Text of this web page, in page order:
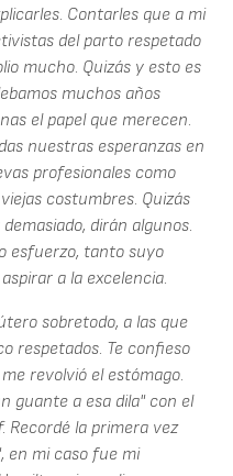
Contarles que a mi
del parto respetado
mucho. Quizás y esto es
muchos años
el papel que merecen.
nuestras esperanzas en
profesionales como
costumbres. Quizás
dirán algunos.
esfuerzo, tanto suyo
a la excelencia.
sobretodo, a las que
respetados. Te confieso
revolvió el estómago.
guante a esa dila" con el
Recordé la primera vez
en mi caso fue mi